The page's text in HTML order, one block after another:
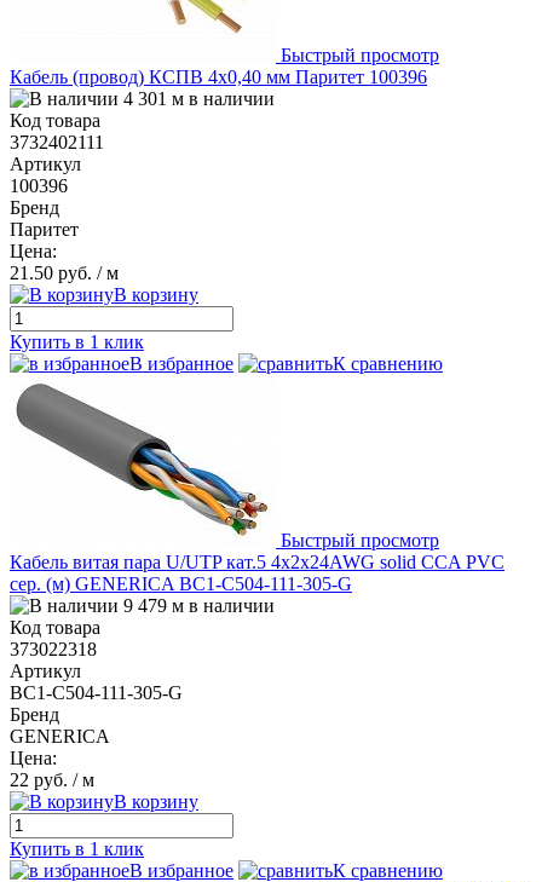
Быстрый просмотр
Кабель (провод) КСПВ 4х0,40 мм Паритет 100396
4 301 м в наличии
Код товара
3732402111
Артикул
100396
Бренд
Паритет
Цена:
21.50 руб. / м
В корзину
Купить в 1 клик
В избранное
К сравнению
Быстрый просмотр
Кабель витая пара U/UTP кат.5 4х2х24AWG solid CCA PVC
сер. (м) GENERICA BC1-C504-111-305-G
9 479 м в наличии
Код товара
373022318
Артикул
BC1-C504-111-305-G
Бренд
GENERICA
Цена:
22 руб. / м
В корзину
Купить в 1 клик
В избранное
К сравнению